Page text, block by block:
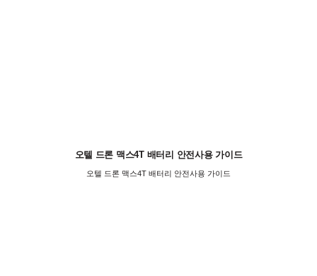
오텔 드론 맥스4T 배터리 안전사용 가이드
오텔 드론 맥스4T 배터리 안전사용 가이드